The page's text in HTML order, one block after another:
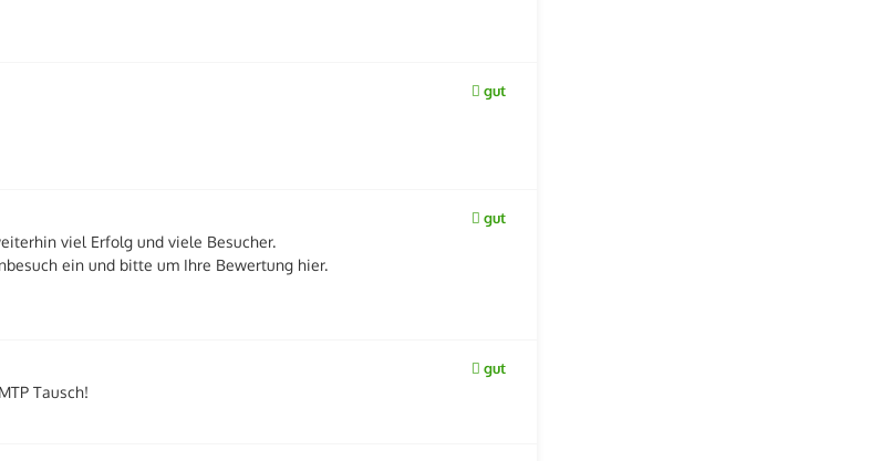
gut
gut
viel Erfolg und viele Besucher.
ein und bitte um Ihre Bewertung hier.
gut
Tausch!